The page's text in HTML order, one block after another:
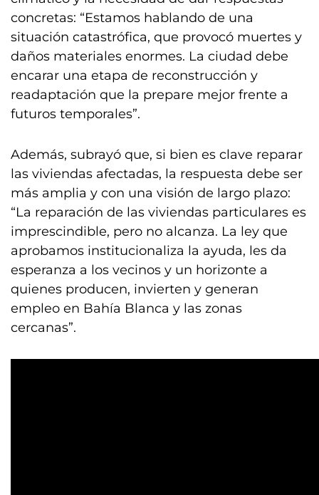
concretas: “Estamos hablando de una
situación catastrófica, que provocó muertes y
daños materiales enormes. La ciudad debe
encarar una etapa de reconstrucción y
readaptación que la prepare mejor frente a
futuros temporales”.
Además, subrayó que, si bien es clave reparar
las viviendas afectadas, la respuesta debe ser
más amplia y con una visión de largo plazo:
“La reparación de las viviendas particulares es
imprescindible, pero no alcanza. La ley que
aprobamos institucionaliza la ayuda, les da
esperanza a los vecinos y un horizonte a
quienes producen, invierten y generan
empleo en Bahía Blanca y las zonas
cercanas”.